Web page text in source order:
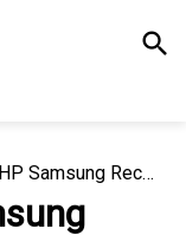
search
Lihat Harga HP Samsung Recommended Terbaru di Juni 2022 Ini!